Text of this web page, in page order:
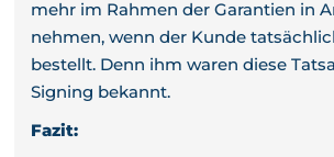
mehr im Rahmen der Garantien in
nehmen, wenn der Kunde
bestellt. Denn ihm waren diese
Signing bekannt.
Fazit: